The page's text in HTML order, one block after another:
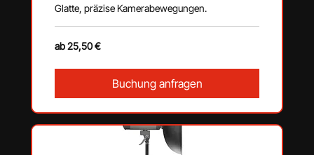
Glatte, präzise Kamerabewegungen.
ab
25,50
ab 25,50 €
Buchung anfragen